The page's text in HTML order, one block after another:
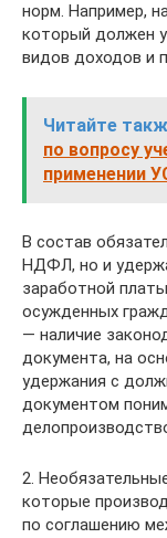
норм. Например,
который должен
видов доходов и
Читайте
по вопросу
применении
В состав
НДФЛ, но и
заработной
осужденных
— наличие
документа, на
удержания с
документом
2.
которые
по соглашению